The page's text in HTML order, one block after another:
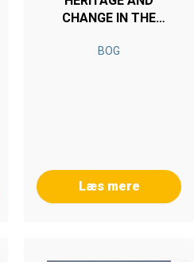
CHANGE IN THE
BOG
Læs mere